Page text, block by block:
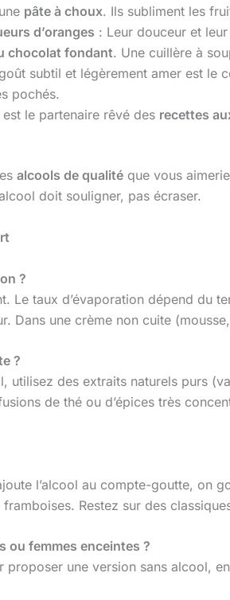
pâte à choux. Ils subliment les
d’oranges : Leur douceur et
chocolat fondant. Une cuillère à
subtil et légèrement amer est le
pochés.
le partenaire rêvé des recettes
alcools de qualité que vous
doit souligner, pas écraser.
?
Le taux d’évaporation dépend du
Dans une crème non cuite
?
utilisez des extraits naturels purs
de thé ou d’épices très
l’alcool au compte-goutte, on
Restez sur des
ou femmes enceintes ?
une version sans alcool,